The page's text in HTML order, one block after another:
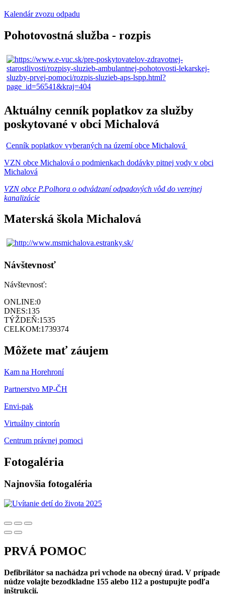
Kalendár zvozu odpadu
Pohotovostná služba - rozpis
Aktuálny cenník poplatkov za služby
poskytované v obci Michalová
Cenník poplatkov vyberaných na území obce Michalová
VZN obce Michalová o podmienkach dodávky pitnej vody v obci
Michalová
VZN obce P.Polhora o odvádzaní odpadových vôd do verejnej
kanalizácie
Materská škola Michalová
Návštevnosť
Návštevnosť:
ONLINE:0
DNES:135
TÝŽDEŇ:1535
CELKOM:1739374
Môžete mať záujem
Kam na Horehroní
Partnerstvo MP-ČH
Envi-pak
Virtuálny cintorín
Centrum právnej pomoci
Fotogaléria
Najnovšia fotogaléria
PRVÁ POMOC
Defibrilátor sa nachádza pri vchode na obecný úrad. V prípade
núdze volajte bezodkladne 155 alebo 112 a postupujte podľa
inštrukcií.